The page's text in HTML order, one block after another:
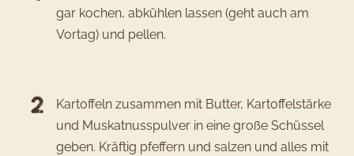
gar kochen, abkühlen lassen (geht auch am
Vortag) und pellen.
Kartoffeln zusammen mit Butter, Kartoffelstärke
und Muskatnusspulver in eine große Schüssel
geben. Kräftig pfeffern und salzen und alles mit